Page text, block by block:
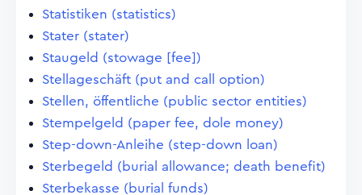
Statistiken (statistics)
Stater (stater)
Staugeld (stowage [fee])
Stellageschäft (put and call option)
Stellen, öffentliche (public sector entities)
Stempelgeld (paper fee, dole money)
Step-down-Anleihe (step-down loan)
Sterbegeld (burial allowance; death benefit)
Sterbekasse (burial funds)